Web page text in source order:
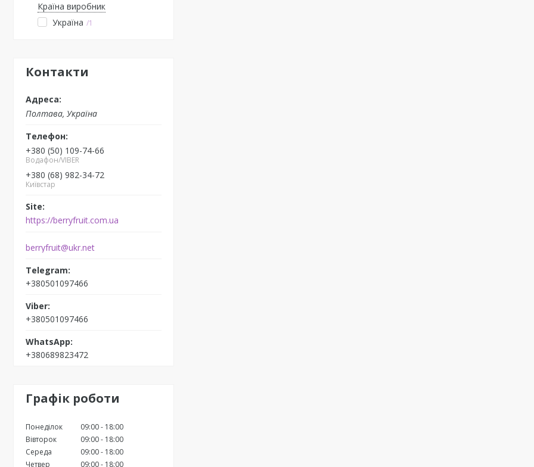
Країна виробник
Україна
1
Контакти
Полтава, Україна
+380 (50) 109-74-66
Водафон/VIBER
+380 (68) 982-34-72
Київстар
https://berryfruit.com.ua
berryfruit@ukr.net
+380501097466
+380501097466
+380689823472
Графік роботи
Понеділок 09:00
18:00
Вівторок
09:00
18:00
Середа
09:00
18:00
Четвер
09:00 18:00